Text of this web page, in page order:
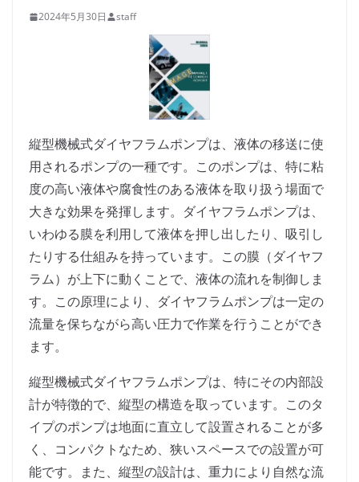
2024年5月30日 staff
縦型機械式ダイヤフラムポンプは、液体の移送に使
用されるポンプの一種です。このポンプは、特に粘
度の高い液体や腐食性のある液体を取り扱う場面で
大きな効果を発揮します。ダイヤフラムポンプは、
いわゆる膜を利用して液体を押し出したり、吸引し
たりする仕組みを持っています。この膜（ダイヤフ
ラム）が上下に動くことで、液体の流れを制御しま
す。この原理により、ダイヤフラムポンプは一定の
流量を保ちながら高い圧力で作業を行うことができ
ます。
縦型機械式ダイヤフラムポンプは、特にその内部設
計が特徴的で、縦型の構造を取っています。このタ
イプのポンプは地面に直立して設置されることが多
く、コンパクトなため、狭いスペースでの設置が可
能です。また、縦型の設計は、重力により自然な流